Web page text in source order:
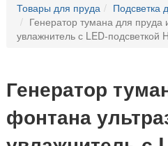
Товары для пруда
Подсветка
Генератор тумана для пруда
увлажнитель с LED-подсветкой
Генератор
фонтана